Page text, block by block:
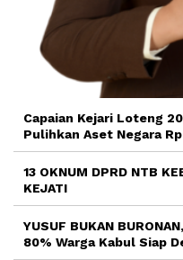
Capaian Kejari Loteng
Pulihkan Aset Negara
13 OKNUM DPRD NTB
KEJATI
YUSUF BUKAN
80% Warga Kabul Siap